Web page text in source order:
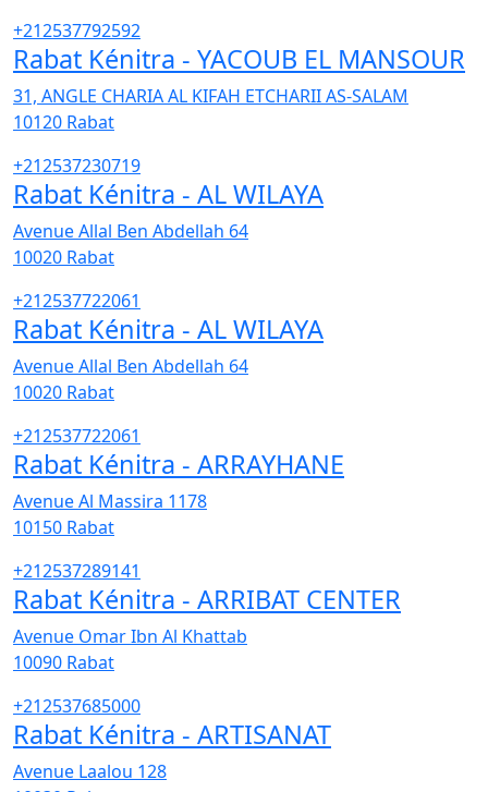
+212537792592
Rabat Kénitra - YACOUB EL MANSOUR
31, ANGLE CHARIA AL KIFAH ETCHARII AS-SALAM
10120 Rabat
+212537230719
Rabat Kénitra - AL WILAYA
Avenue Allal Ben Abdellah 64
10020 Rabat
+212537722061
Rabat Kénitra - AL WILAYA
Avenue Allal Ben Abdellah 64
10020 Rabat
+212537722061
Rabat Kénitra - ARRAYHANE
Avenue Al Massira 1178
10150 Rabat
+212537289141
Rabat Kénitra - ARRIBAT CENTER
Avenue Omar Ibn Al Khattab
10090 Rabat
+212537685000
Rabat Kénitra - ARTISANAT
Avenue Laalou 128